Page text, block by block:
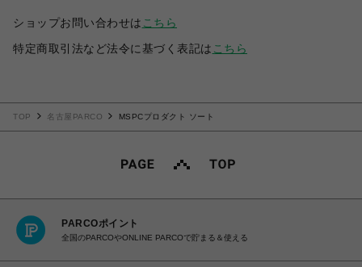
ショップお問い合わせは こちら
特定商取引法など法令に基づく表記は こちら
TOP 名古屋PARCO MSPCプロダクト ソート
PARCOポイント
全国のPARCOやONLINE PARCOで貯まる＆使える